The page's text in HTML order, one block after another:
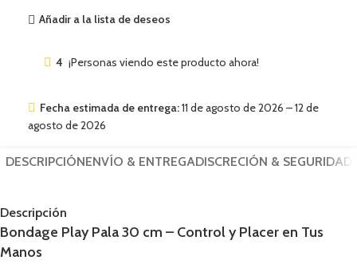
Añadir a la lista de deseos
4 ¡Personas viendo este producto ahora!
Fecha estimada de entrega:11 de agosto de 2026 – 12 de
agosto de 2026
DESCRIPCIÓNENVÍO & ENTREGADISCRECIÓN & SEGURIDAD
Descripción
Bondage Play Pala 30 cm – Control y Placer en Tus
Manos